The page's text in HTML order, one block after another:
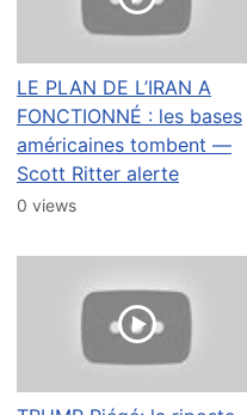
LE PLAN DE L’IRAN A
FONCTIONNÉ : les bases
américaines tombent —
Scott Ritter alerte
0 views